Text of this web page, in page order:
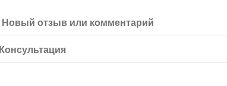
Новый отзыв или комментарий
Консультация